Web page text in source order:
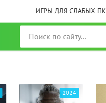
ИГРЫ ДЛЯ СЛАБЫХ ПК
2024